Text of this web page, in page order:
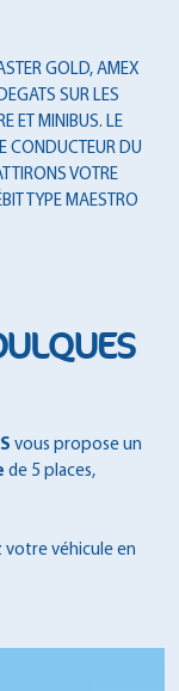
GOLD, AMEX
SUR LES
ET MINIBUS. LE
CONDUCTEUR DU
VOTRE
TYPE MAESTRO
vous propose un
de 5 places,
votre véhicule en